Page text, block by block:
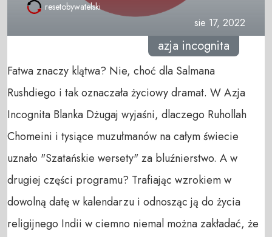
resetobywatelski
sie 17, 2022
azja incognita
Fatwa znaczy klątwa? Nie, choć dla Salmana
Rushdiego i tak oznaczała życiowy dramat. W Azja
Incognita Blanka Dżugaj wyjaśni, dlaczego Ruhollah
Chomeini i tysiące muzułmanów na całym świecie
uznało "Szatańskie wersety" za bluźnierstwo. A w
drugiej części programu? Trafiając wzrokiem w
dowolną datę w kalendarzu i odnosząc ją do życia
religijnego Indii w ciemno niemal można zakładać, że